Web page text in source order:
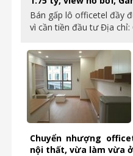
Bán gấp lô officetel đầy
vì cần tiền đầu tư Địa chỉ:
Chuyển nhượng
nội thất, vừa làm vừa